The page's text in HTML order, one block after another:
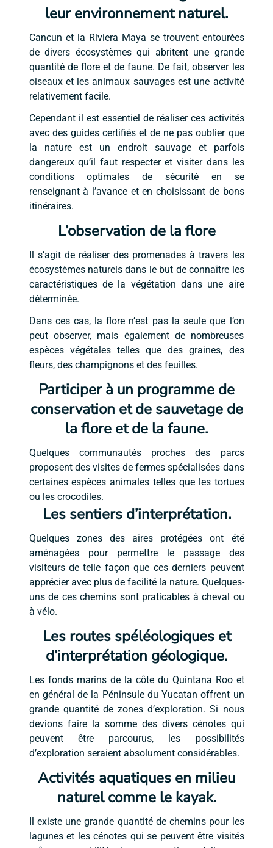
leur environnement naturel.
Cancun et la Riviera Maya se trouvent entourées
de divers écosystèmes qui abritent une grande
quantité de flore et de faune. De fait, observer les
oiseaux et les animaux sauvages est une activité
relativement facile.
Cependant il est essentiel de réaliser ces activités
avec des guides certifiés et de ne pas oublier que
la nature est un endroit sauvage et parfois
dangereux qu’il faut respecter et visiter dans les
conditions optimales de sécurité en se
renseignant à l’avance et en choisissant de bons
itinéraires.
L’observation de la flore
Il s’agit de réaliser des promenades à travers les
écosystèmes naturels dans le but de connaître les
caractéristiques de la végétation dans une aire
déterminée.
Dans ces cas, la flore n’est pas la seule que l’on
peut observer, mais également de nombreuses
espèces végétales telles que des graines, des
fleurs, des champignons et des feuilles.
Participer à un programme de
conservation et de sauvetage de
la flore et de la faune.
Quelques communautés proches des parcs
proposent des visites de fermes spécialisées dans
certaines espèces animales telles que les tortues
ou les crocodiles.
Les sentiers d’interprétation.
Quelques zones des aires protégées ont été
aménagées pour permettre le passage des
visiteurs de telle façon que ces derniers peuvent
apprécier avec plus de facilité la nature. Quelques-
uns de ces chemins sont praticables à cheval ou
à vélo.
Les routes spéléologiques et
d’interprétation géologique.
Les fonds marins de la côte du Quintana Roo et
en général de la Péninsule du Yucatan offrent un
grande quantité de zones d’exploration. Si nous
devions faire la somme des divers cénotes qui
peuvent être parcourus, les possibilités
d’exploration seraient absolument considérables.
Activités aquatiques en milieu
naturel comme le kayak.
Il existe une grande quantité de chemins pour les
lagunes et les cénotes qui se peuvent être visités